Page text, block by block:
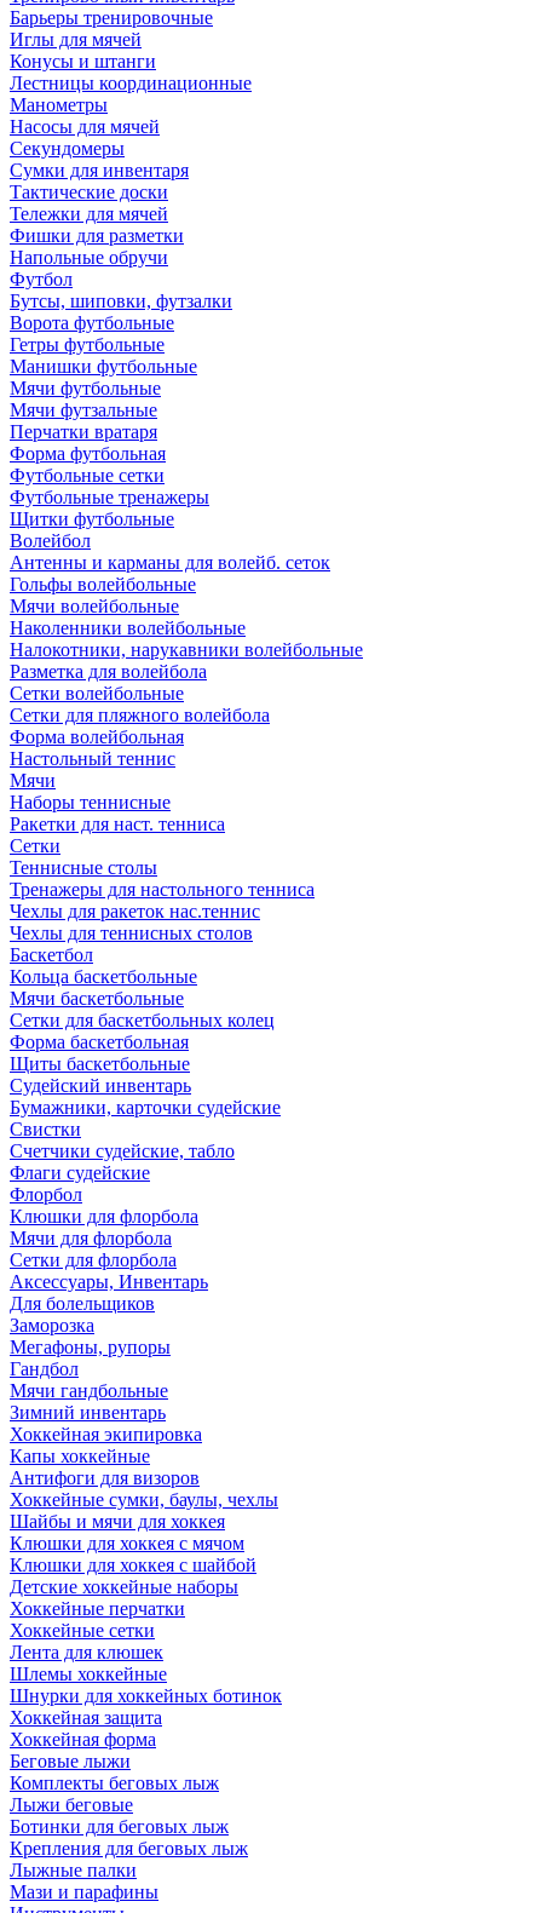
Барьеры тренировочные
Иглы для мячей
Конусы и штанги
Лестницы координационные
Манометры
Насосы для мячей
Секундомеры
Сумки для инвентаря
Тактические доски
Тележки для мячей
Фишки для разметки
Напольные обручи
Футбол
Бутсы, шиповки, футзалки
Ворота футбольные
Гетры футбольные
Манишки футбольные
Мячи футбольные
Мячи футзальные
Перчатки вратаря
Форма футбольная
Футбольные сетки
Футбольные тренажеры
Щитки футбольные
Волейбол
Антенны и карманы для волейб. сеток
Гольфы волейбольные
Мячи волейбольные
Наколенники волейбольные
Налокотники, нарукавники волейбольные
Разметка для волейбола
Сетки волейбольные
Сетки для пляжного волейбола
Форма волейбольная
Настольный теннис
Мячи
Наборы теннисные
Ракетки для наст. тенниса
Сетки
Теннисные столы
Тренажеры для настольного тенниса
Чехлы для ракеток нас.теннис
Чехлы для теннисных столов
Баскетбол
Кольца баскетбольные
Мячи баскетбольные
Сетки для баскетбольных колец
Форма баскетбольная
Щиты баскетбольные
Судейский инвентарь
Бумажники, карточки судейские
Свистки
Счетчики судейские, табло
Флаги судейские
Флорбол
Клюшки для флорбола
Мячи для флорбола
Сетки для флорбола
Аксессуары, Инвентарь
Для болельщиков
Заморозка
Мегафоны, рупоры
Гандбол
Мячи гандбольные
Зимний инвентарь
Хоккейная экипировка
Капы хоккейные
Антифоги для визоров
Хоккейные сумки, баулы, чехлы
Шайбы и мячи для хоккея
Клюшки для хоккея с мячом
Клюшки для хоккея с шайбой
Детские хоккейные наборы
Хоккейные перчатки
Хоккейные сетки
Лента для клюшек
Шлемы хоккейные
Шнурки для хоккейных ботинок
Хоккейная защита
Хоккейная форма
Беговые лыжи
Комплекты беговых лыж
Лыжи беговые
Ботинки для беговых лыж
Крепления для беговых лыж
Лыжные палки
Мази и парафины